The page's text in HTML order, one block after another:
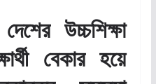
উচ্চশিক্ষা
বেকার হয়ে